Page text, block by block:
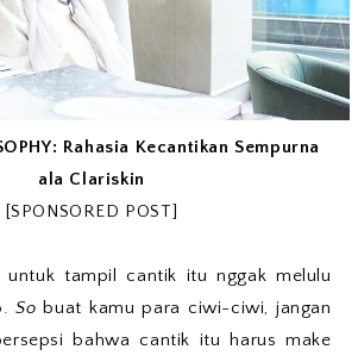
Rahasia Kecantikan Sempurna
ala Clariskin
[SPONSORED POST]
untuk tampil cantik itu nggak melulu
So buat kamu para ciwi-ciwi, jangan
bahwa cantik itu harus make